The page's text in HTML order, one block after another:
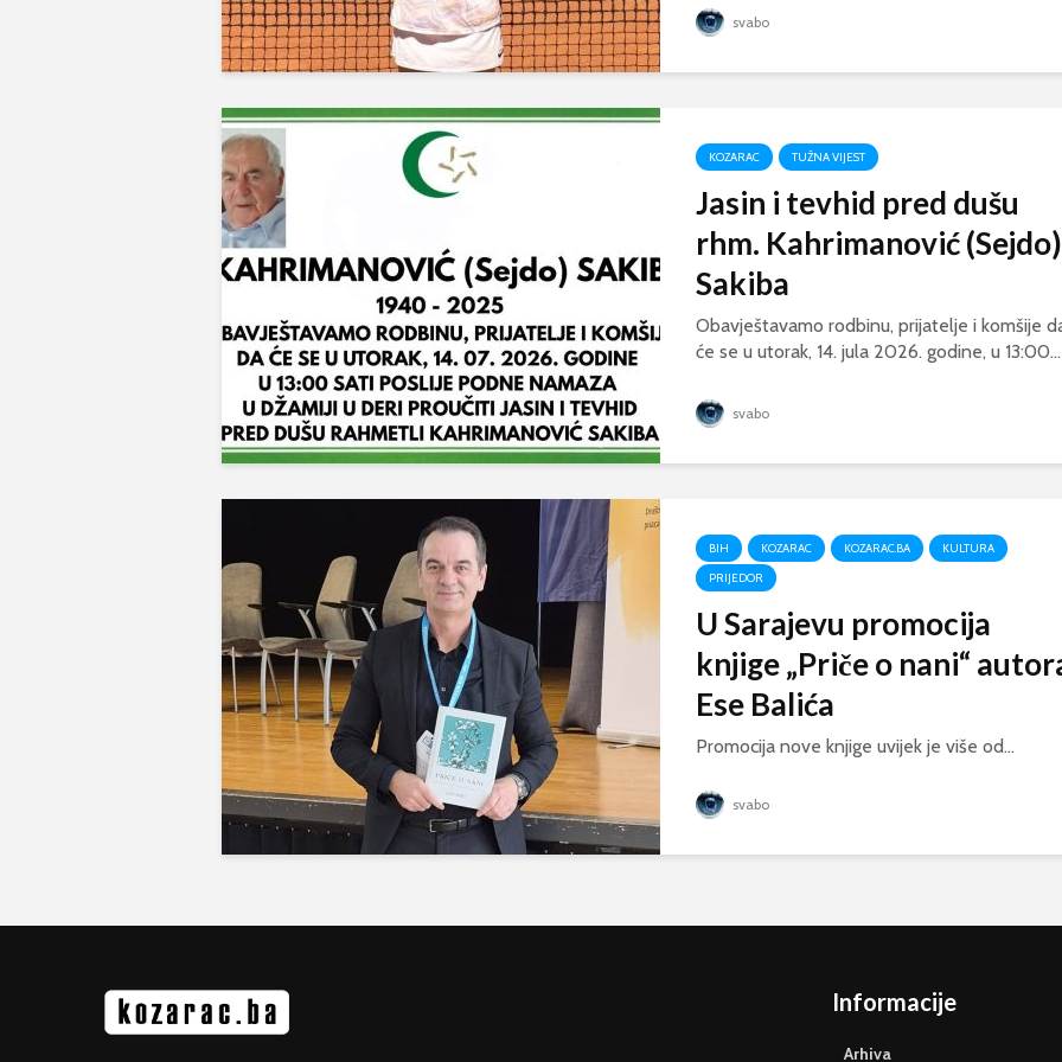
svabo
KOZARAC TUŽNA VIJEST
Jasin i tevhid pred dušu
rhm. Kahrimanović (Sejdo)
Sakiba
Obavještavamo rodbinu, prijatelje i komšije
će se u utorak, 14. jula 2026. godine, u 13:00...
svabo
BIH KOZARAC KOZARAC.BA
KULTURA
PRIJEDOR
U Sarajevu promocija
knjige „Priče o nani“
Ese Balića
Promocija nove knjige uvijek je više od...
svabo
Informacije
Arhiva